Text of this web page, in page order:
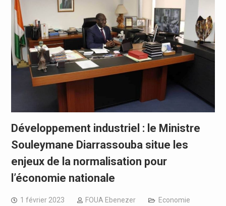
Développement industriel : le Ministre
Souleymane Diarrassouba situe les
enjeux de la normalisation pour
l’économie nationale
1 février 2023 FOUA Ebenezer Economie